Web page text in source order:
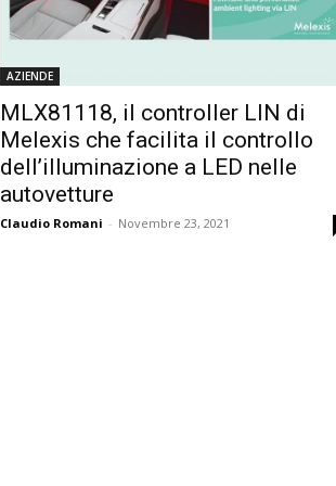
AZIENDE
MLX81118, il controller LIN di
Melexis che facilita il controllo
dell’illuminazione a LED nelle
autovetture
Claudio Romani - Novembre 23, 2021